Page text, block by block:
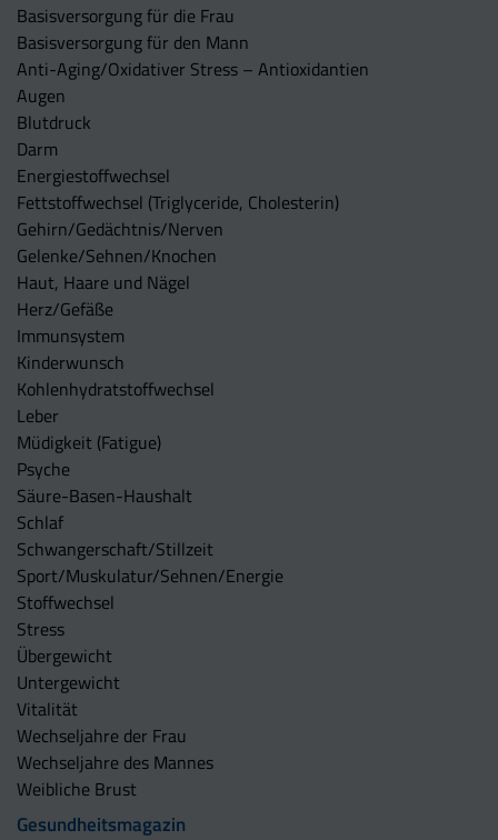
Basisversorgung für die Frau
Basisversorgung für den Mann
Anti-Aging/Oxidativer Stress – Antioxidantien
Augen
Blutdruck
Darm
Energiestoffwechsel
Fettstoffwechsel (Triglyceride, Cholesterin)
Gehirn/Gedächtnis/Nerven
Gelenke/Sehnen/Knochen
Haut, Haare und Nägel
Herz/Gefäße
Immunsystem
Kinderwunsch
Kohlenhydratstoffwechsel
Leber
Müdigkeit (Fatigue)
Psyche
Säure-Basen-Haushalt
Schlaf
Schwangerschaft/Stillzeit
Sport/Muskulatur/Sehnen/Energie
Stoffwechsel
Stress
Übergewicht
Untergewicht
Vitalität
Wechseljahre der Frau
Wechseljahre des Mannes
Weibliche Brust
Gesundheitsmagazin